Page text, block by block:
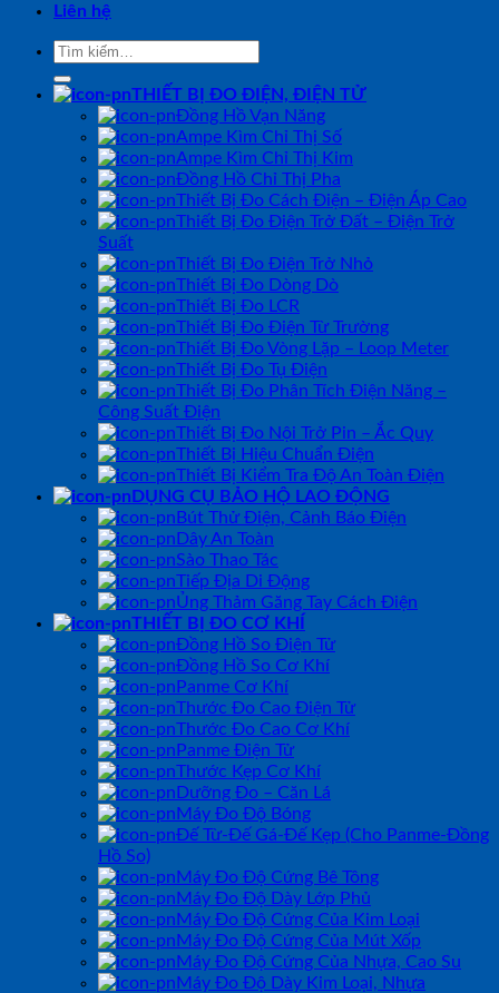
Liên hệ
Tìm
kiếm:
THIẾT BỊ ĐO ĐIỆN, ĐIỆN TỬ
Đồng Hồ Vạn Năng
Ampe Kìm Chỉ Thị Số
Ampe Kìm Chỉ Thị Kim
Đồng Hồ Chỉ Thị Pha
Thiết Bị Đo Cách Điện – Điện Áp Cao
Thiết Bị Đo Điện Trở Đất – Điện Trở
Suất
Thiết Bị Đo Điện Trở Nhỏ
Thiết Bị Đo Dòng Dò
Thiết Bị Đo LCR
Thiết Bị Đo Điện Từ Trường
Thiết Bị Đo Vòng Lặp – Loop Meter
Thiết Bị Đo Tụ Điện
Thiết Bị Đo Phân Tích Điện Năng –
Công Suất Điện
Thiết Bị Đo Nội Trở Pin – Ắc Quy
Thiết Bị Hiệu Chuẩn Điện
Thiết Bị Kiểm Tra Độ An Toàn Điện
DỤNG CỤ BẢO HỘ LAO ĐỘNG
Bút Thử Điện, Cảnh Báo Điện
Dây An Toàn
Sào Thao Tác
Tiếp Địa Di Động
Ủng Thảm Găng Tay Cách Điện
THIẾT BỊ ĐO CƠ KHÍ
Đồng Hồ So Điện Tử
Đồng Hồ So Cơ Khí
Panme Cơ Khí
Thước Đo Cao Điện Tử
Thước Đo Cao Cơ Khí
Panme Điện Tử
Thước Kẹp Cơ Khí
Dưỡng Đo – Căn Lá
Máy Đo Độ Bóng
Đế Từ-Đế Gá-Đế Kẹp (Cho Panme-Đồng
Hồ So)
Máy Đo Độ Cứng Bê Tông
Máy Đo Độ Dày Lớp Phủ
Máy Đo Độ Cứng Của Kim Loại
Máy Đo Độ Cứng Của Mút Xốp
Máy Đo Độ Cứng Của Nhựa, Cao Su
Máy Đo Độ Dày Kim Loại, Nhựa